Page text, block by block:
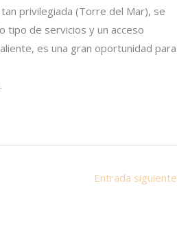
privilegiada (Torre del Mar), se
tipo de servicios y un acceso
es una gran oportunidad para
Entrada siguiente